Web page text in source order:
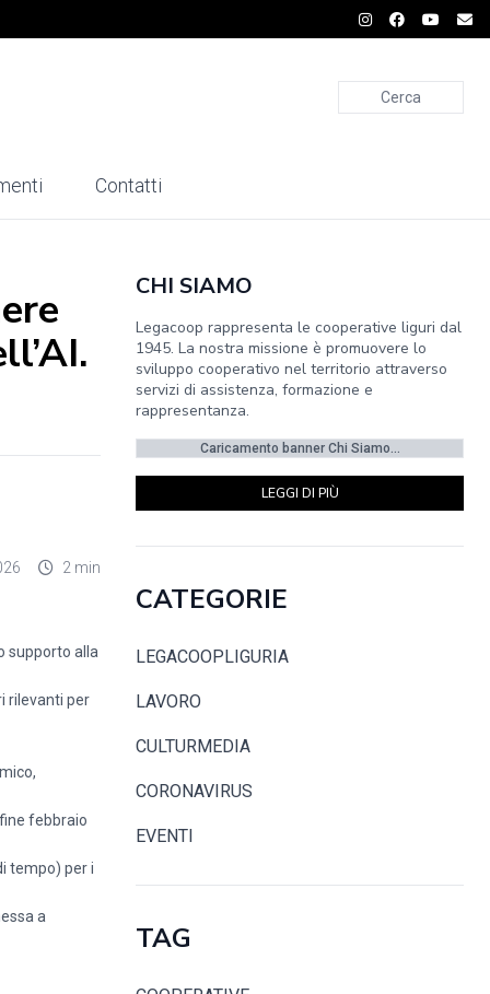
Cerca
Contatti
2 min
supporto alla
rilevanti per
febbraio
tempo) per i
a
CHI SIAMO
Legacoop rappresenta le cooperative liguri dal
1945. La nostra missione è promuovere lo
sviluppo cooperativo nel territorio attraverso
servizi di assistenza, formazione e
rappresentanza.
Caricamento banner Chi Siamo...
LEGGI DI PIÙ
CATEGORIE
LEGACOOPLIGURIA
LAVORO
CULTURMEDIA
CORONAVIRUS
EVENTI
TAG